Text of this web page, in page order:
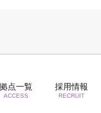
拠点一覧
ACCESS
採用情報
RECRUIT